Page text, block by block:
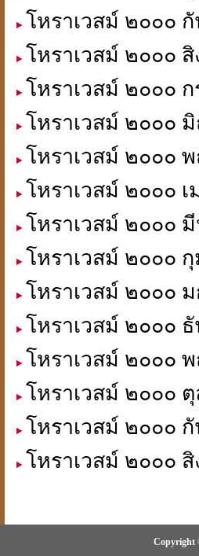
โหราเวสม์ ๒๐๐๐
โหราเวสม์ ๒๐๐๐
โหราเวสม์ ๒๐๐๐
โหราเวสม์ ๒๐๐๐
โหราเวสม์ ๒๐๐๐
โหราเวสม์ ๒๐๐๐
โหราเวสม์ ๒๐๐๐
โหราเวสม์ ๒๐๐๐
โหราเวสม์ ๒๐๐๐
โหราเวสม์ ๒๐๐๐
โหราเวสม์ ๒๐๐๐
โหราเวสม์ ๒๐๐๐
โหราเวสม์ ๒๐๐๐
โหราเวสม์ ๒๐๐๐
Copyright